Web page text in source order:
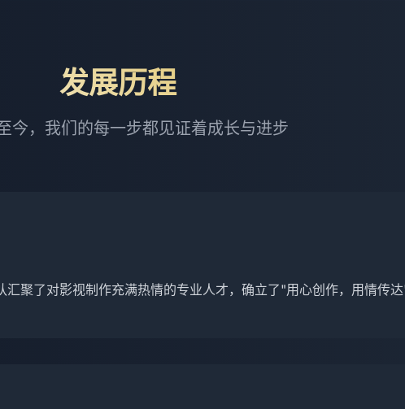
发展历程
今，我们的每一步都见证着成长与进步
汇聚了对影视制作充满热情的专业人才，确立了"用心创作，用情传